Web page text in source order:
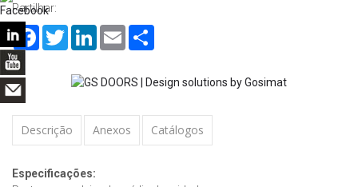
Partilhar:
FacebookTwitterLinkedInEmail
Descrição Anexos Catálogos
Especificações: